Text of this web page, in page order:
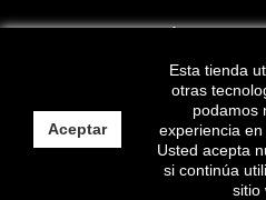
Aceptar
Esta tienda
otras
podamos
experiencia en
Usted acepta
si continúa
sitio
CONTACTO DE LA